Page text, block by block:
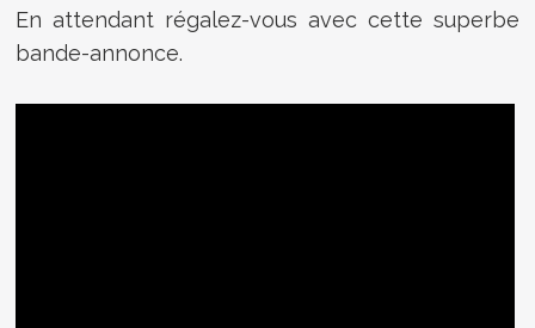
En attendant régalez-vous avec cette superbe
bande-annonce.